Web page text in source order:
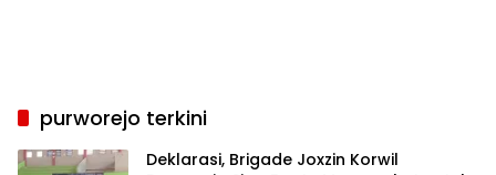
purworejo terkini
Deklarasi, Brigade Joxzin Korwil